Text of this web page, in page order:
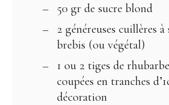
50 gr de sucre blond
2 généreuses cuillères
brebis (ou végétal)
1 ou 2 tiges de
coupées en tranches
décoration